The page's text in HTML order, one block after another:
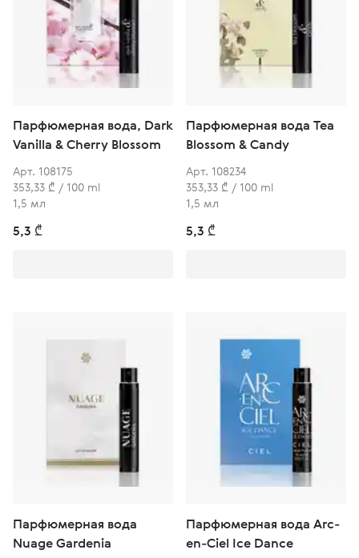
Парфюмерная вода, Dark
Vanilla & Cherry Blossom
Арт. 108175
353,33 ₾ / 100 ml
1,5 мл
5,3 ₾
Парфюмерная вода Tea
Blossom & Candy
Арт. 108234
353,33 ₾ / 100 ml
1,5 мл
5,3 ₾
Парфюмерная вода
Nuage Gardenia
Парфюмерная вода Arc-
en-Ciel Ice Dance